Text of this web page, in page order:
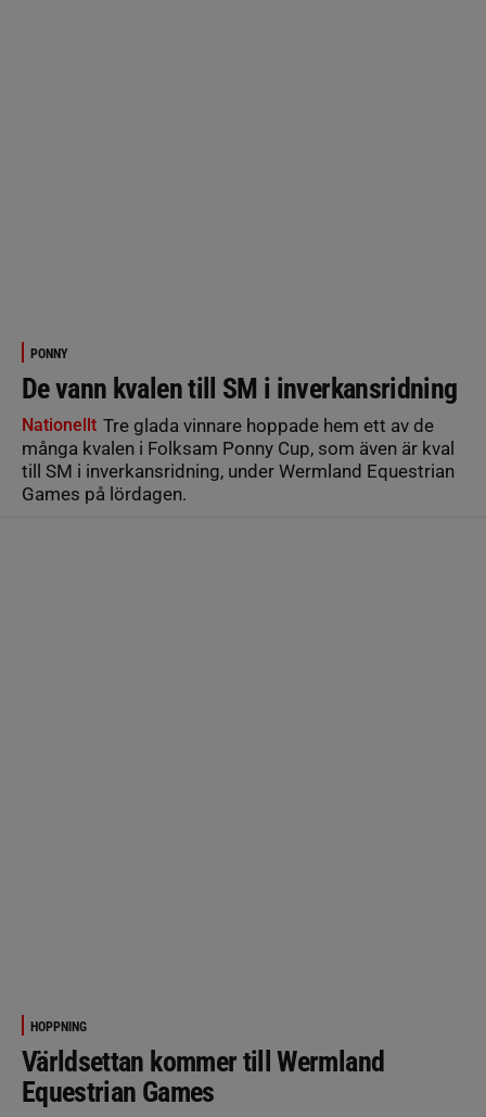
PONNY
De vann kvalen till SM i inverkansridning
Nationellt Tre glada vinnare hoppade hem ett av de
många kvalen i Folksam Ponny Cup, som även är kval
till SM i inverkansridning, under Wermland Equestrian
Games på lördagen.
HOPPNING
Världsettan kommer till Wermland
Equestrian Games